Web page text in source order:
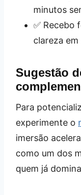
minutos
✅ Recebo
clareza
Sugestão
Para
experimente o
imersão
como um dos
quem já